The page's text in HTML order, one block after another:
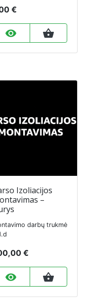
€
remove_red_eye shopping_basket
Izoliacijos
–
darbų trukmė
€
remove_red_eye shopping_basket